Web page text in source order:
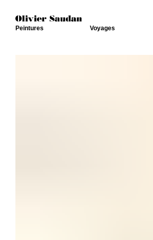
Peintures Voyages